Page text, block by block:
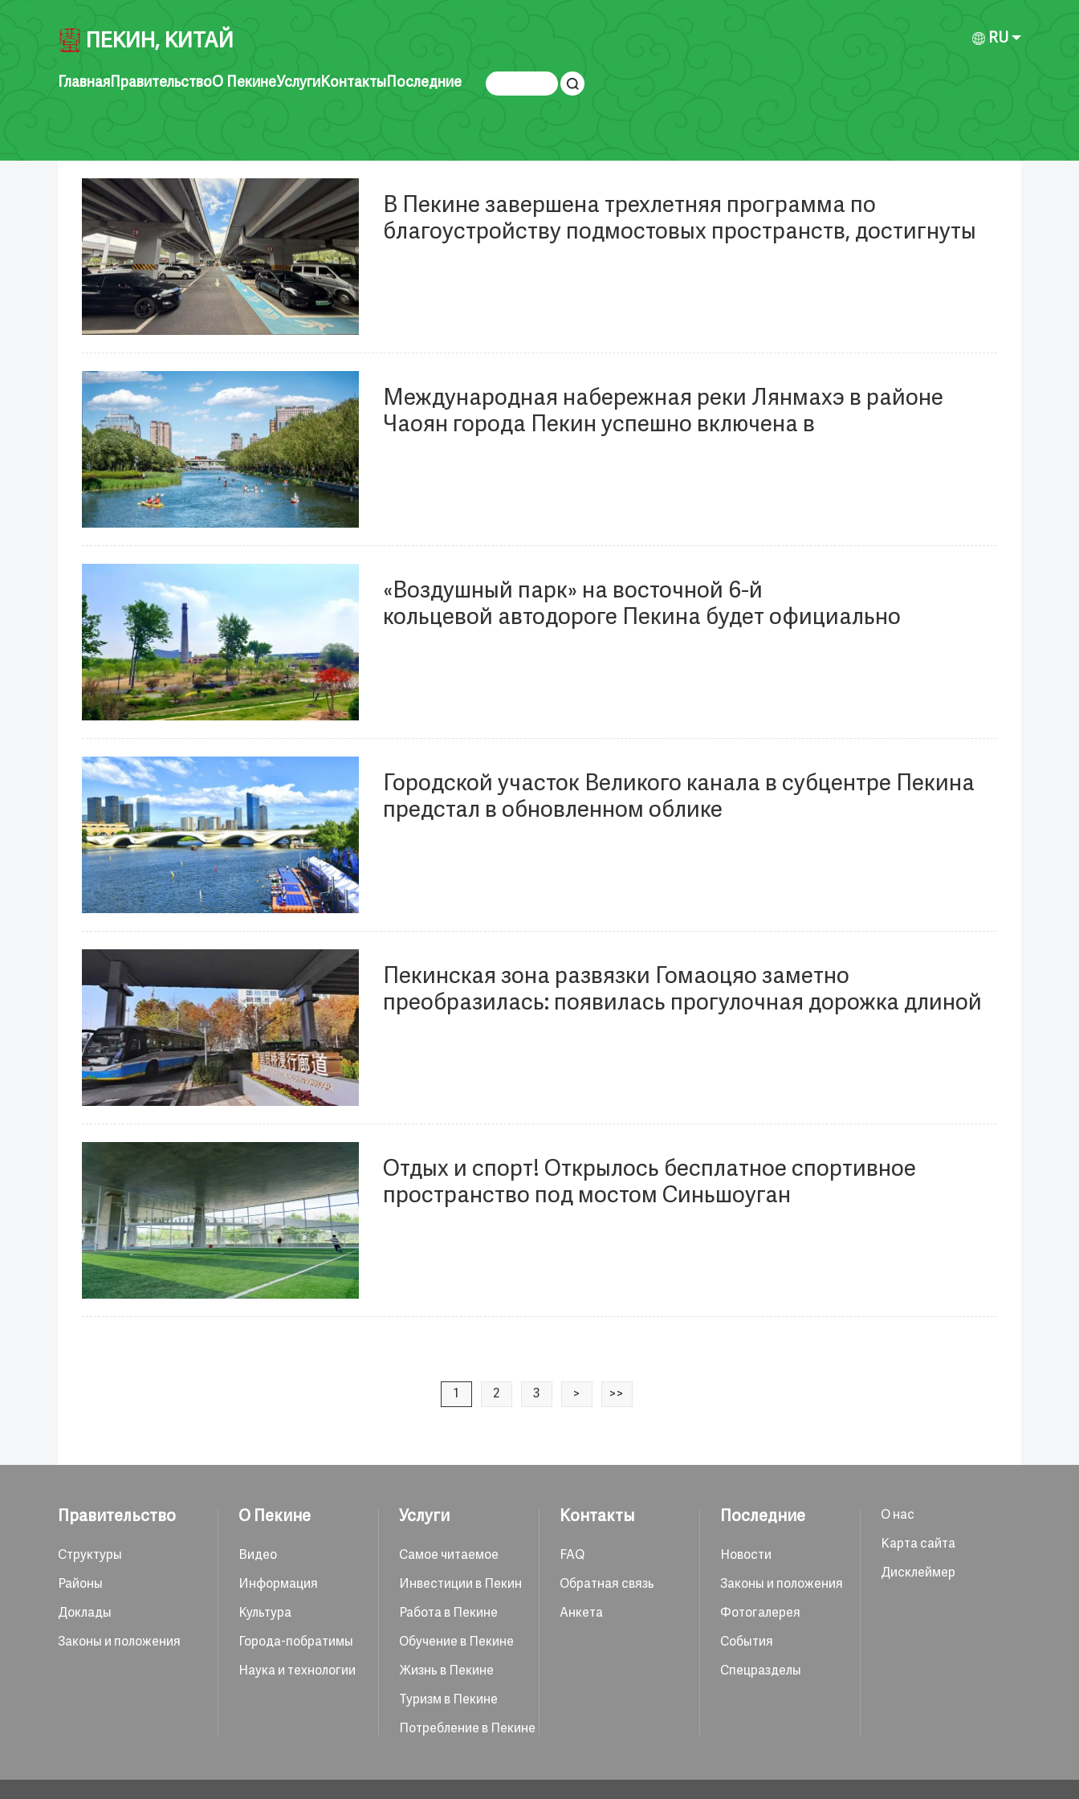
ПЕКИН, КИТАЙ RU
ГлавнаяПравительствоО ПекинеУслугиКонтактыПоследние
В Пекине завершена трехлетняя программа по
благоустройству подмостовых пространств, достигнуты
Международная набережная реки Лянмахэ в районе
Чаоян города Пекин успешно включена в
«Воздушный парк» на восточной 6-й
кольцевой автодороге Пекина будет официально
Городской участок Великого канала в субцентре Пекина
предстал в обновленном облике
Пекинская зона развязки Гомаоцяо заметно
преобразилась: появилась прогулочная дорожка длиной
Отдых и спорт! Открылось бесплатное спортивное
пространство под мостом Синьшоуган
1 2 3 > >>
Правительство
Структуры
Районы
Доклады
Законы и положения
О Пекине
Видео
Информация
Культура
Города-побратимы
Наука и технологии
Услуги
Самое читаемое
Инвестиции в Пекин
Работа в Пекине
Обучение в Пекине
Жизнь в Пекине
Туризм в Пекине
Потребление в Пекине
Контакты
FAQ
Обратная связь
Анкета
Последние
Новости
Законы и положения
Фотогалерея
События
Спецразделы
О нас
Карта сайта
Дисклеймер